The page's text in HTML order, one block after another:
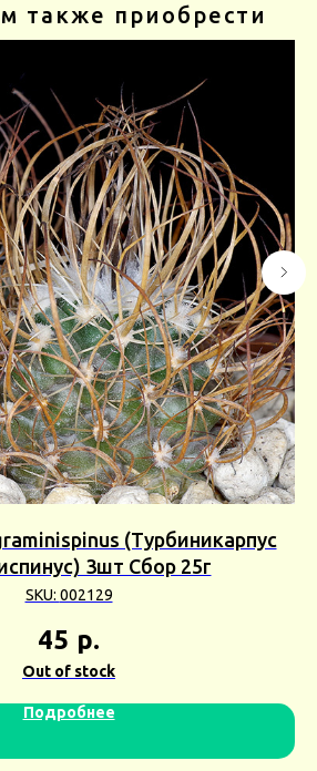
также приобрести
(Турбиникарпус
3шт Сбор 25г
SKU: 002129
45 р.
Out of stock
Подробнее